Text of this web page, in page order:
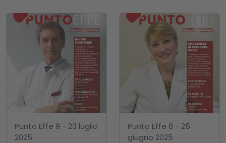
Punto Effe 9 - 23 luglio
2025
Punto Effe 8 - 25
giugno 2025